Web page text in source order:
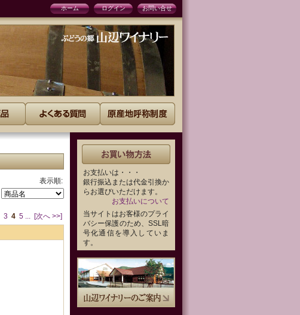
ホーム ログイン お問い合せ
表示順:
3 4 5 ... [次へ >>]
お支払いは・・・
銀行振込または代金引換か
らお選びいただけます。
お支払いについて
当サイトはお客様のプライ
バシー保護のため、SSL暗
号化通信を導入していま
す。